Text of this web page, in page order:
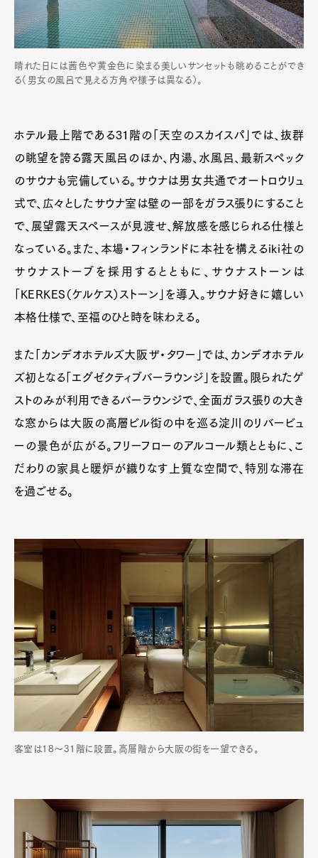
晴れた日には茜色や黄金色に染まる美しいサンセットも眺めることができ
る（男女の風呂で見える方角や様子は異なる）。
ホテル最上階である31階の「天空のスカイスパ」では、抜群
の眺望を誇る露天風呂のほか、内湯、水風呂、最新スペック
のサウナも完備している。サウナは男女共通でオートロウリュ
式で、広々としたサウナ室は壁の一部をガラス張りにすること
で、展望露天スペースが見渡せ、解放感を感じられる仕様と
なっている。また、本場・フィンランドに本社を構えるiki社の
サウナストーブを採用するとともに、サウナストーンは
「KERKES（ケルケス）ストーン」を導入。サウナ好きに嬉しい
本格仕様で、至福のひと時を味わえる。
また「カンデオホテルズ大阪ザ・タワー」では、カンデオホテル
ズ初となる「エグゼクティブバーラウンジ」を設置。限られたゲ
ストのみが利用できるバーラウンジで、全面ガラス張りの大き
な窓からは大阪の高層ビル街の中を巡る淀川のリバービュ
ーの景色が広がる。フリーフローのアルコール類とともに、こ
だわりの家具と暖炉が織りなす上質な空間で、特別な滞在
を過ごせる。
客室は18〜31階に設置。高層階から大阪の街を一望できる。